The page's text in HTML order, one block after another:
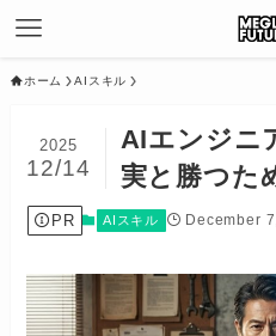
ホーム AIスキル
AIエンジニ
実と勝つた
2025
12/14
PR AIスキル December